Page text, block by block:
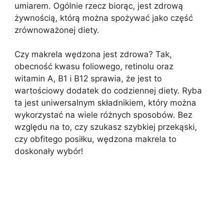
umiarem. Ogólnie rzecz biorąc, jest zdrową
żywnością, którą można spożywać jako część
zrównoważonej diety.
Czy makrela wędzona jest zdrowa? Tak,
obecność kwasu foliowego, retinolu oraz
witamin A, B1 i B12 sprawia, że jest to
wartościowy dodatek do codziennej diety. Ryba
ta jest uniwersalnym składnikiem, który można
wykorzystać na wiele różnych sposobów. Bez
względu na to, czy szukasz szybkiej przekąski,
czy obfitego posiłku, wędzona makrela to
doskonały wybór!